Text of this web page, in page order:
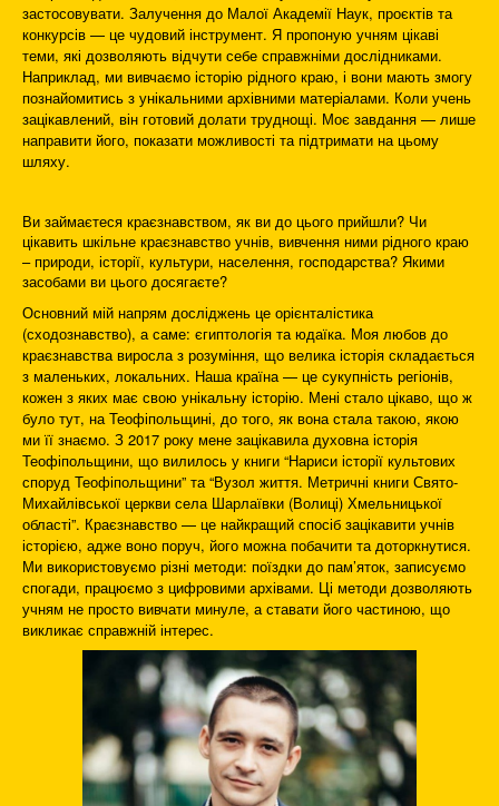
застосовувати. Залучення до Малої Академії Наук, проєктів та
конкурсів — це чудовий інструмент. Я пропоную учням цікаві
теми, які дозволяють відчути себе справжніми дослідниками.
Наприклад, ми вивчаємо історію рідного краю, і вони мають змогу
познайомитись з унікальними архівними матеріалами. Коли учень
зацікавлений, він готовий долати труднощі. Моє завдання — лише
направити його, показати можливості та підтримати на цьому
шляху.
Ви займаєтеся краєзнавством, як ви до цього прийшли? Чи
цікавить шкільне краєзнавство учнів, вивчення ними рідного краю
– природи, історії, культури, населення, господарства? Якими
засобами ви цього досягаєте?
Основний мій напрям досліджень це орієнталістика
(сходознавство), а саме: єгиптологія та юдаїка. Моя любов до
краєзнавства виросла з розуміння, що велика історія складається
з маленьких, локальних. Наша країна — це сукупність регіонів,
кожен з яких має свою унікальну історію. Мені стало цікаво, що ж
було тут, на Теофіпольщині, до того, як вона стала такою, якою
ми її знаємо. З 2017 року мене зацікавила духовна історія
Теофіпольщини, що вилилось у книги “Нариси історії культових
споруд Теофіпольщини” та “Вузол життя. Метричні книги Свято-
Михайлівської церкви села Шарлаївки (Волиці) Хмельницької
області”. Краєзнавство — це найкращий спосіб зацікавити учнів
історією, адже воно поруч, його можна побачити та доторкнутися.
Ми використовуємо різні методи: поїздки до пам’яток, записуємо
спогади, працюємо з цифровими архівами. Ці методи дозволяють
учням не просто вивчати минуле, а ставати його частиною, що
викликає справжній інтерес.